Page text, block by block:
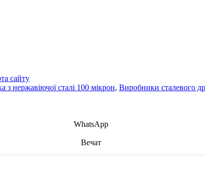
сайту
з нержавіючої сталі 100 мікрон, Виробники сталевого
WhatsApp
Вечат